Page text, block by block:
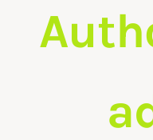
Dieren
Gezondheid